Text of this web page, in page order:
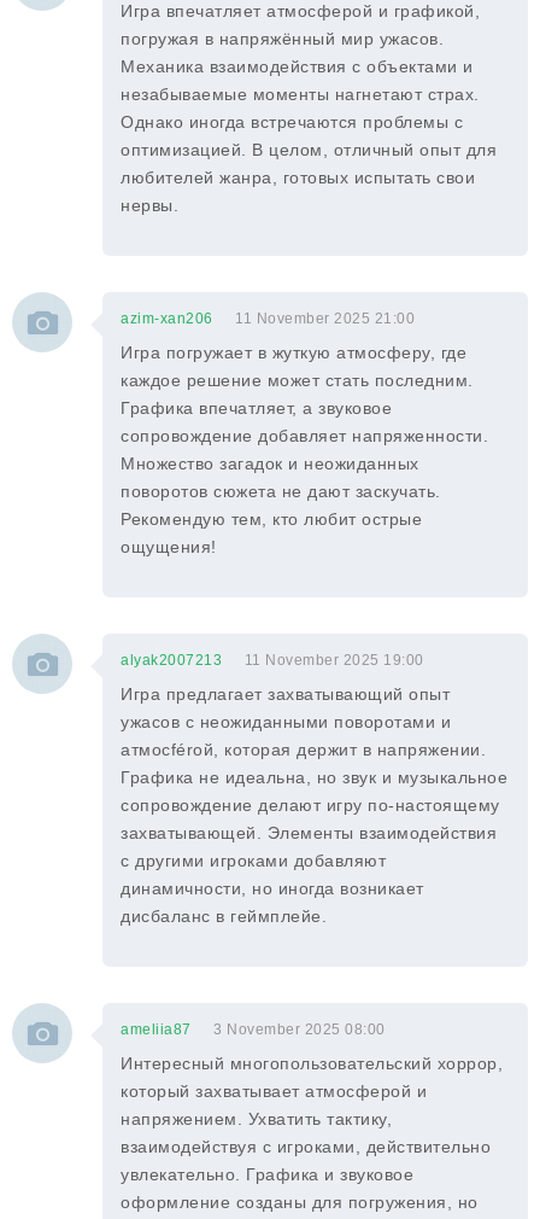
Игра впечатляет атмосферой и графикой,
погружая в напряжённый мир ужасов.
Механика взаимодействия с объектами и
незабываемые моменты нагнетают страх.
Однако иногда встречаются проблемы с
оптимизацией. В целом, отличный опыт для
любителей жанра, готовых испытать свои
нервы.
azim-xan206 11 November 2025 21:00
Игра погружает в жуткую атмосферу, где
каждое решение может стать последним.
Графика впечатляет, а звуковое
сопровождение добавляет напряженности.
Множество загадок и неожиданных
поворотов сюжета не дают заскучать.
Рекомендую тем, кто любит острые
ощущения!
alyak2007213 11 November 2025 19:00
Игра предлагает захватывающий опыт
ужасов с неожиданными поворотами и
атмосférой, которая держит в напряжении.
Графика не идеальна, но звук и музыкальное
сопровождение делают игру по-настоящему
захватывающей. Элементы взаимодействия
с другими игроками добавляют
динамичности, но иногда возникает
дисбаланс в геймплейе.
ameliia87 3 November 2025 08:00
Интересный многопользовательский хоррор,
который захватывает атмосферой и
напряжением. Ухватить тактику,
взаимодействуя с игроками, действительно
увлекательно. Графика и звуковое
оформление созданы для погружения, но